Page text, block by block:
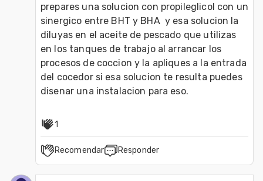
prepares una solucion con propileglicol con un
sinergico entre BHT y BHA  y esa solucion la
diluyas en el aceite de pescado que utilizas
en los tanques de trabajo al arrancar los
procesos de coccion y la apliques a la entrada
del cocedor si esa solucion te resulta puedes
disenar una instalacion para eso.
1
Recomendar Responder